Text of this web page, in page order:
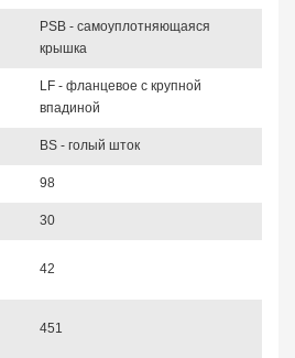
PSB - самоуплотняющаяся
крышка
LF - фланцевое с крупной
впадиной
BS - голый шток
98
30
42
451